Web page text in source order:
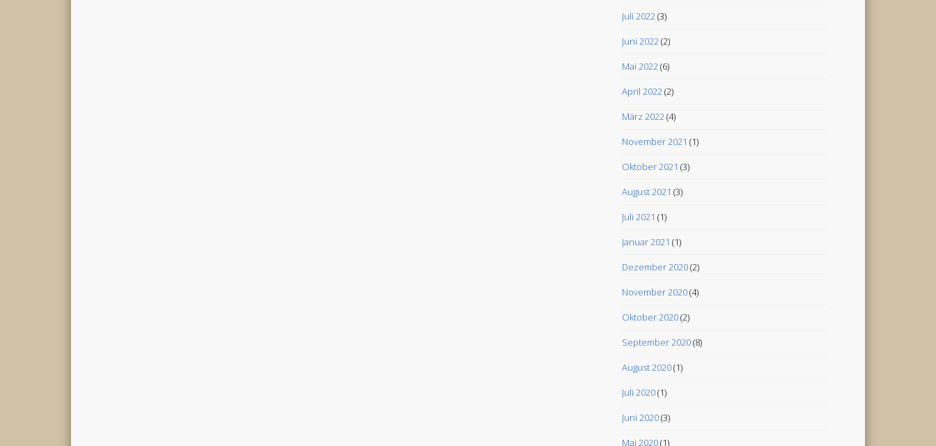
Juli 2022(3)
Juni 2022(2)
Mai 2022(6)
April 2022(2)
März 2022(4)
November 2021 (1)
Oktober 2021 (3)
August 2021 (3)
Juli 2021 (1)
Januar 2021 (1)
Dezember 2020(2)
November 2020(4)
Oktober 2020(2)
September 2020(8)
August 2020(1)
Juli 2020(1)
Juni 2020(3)
Mai 2020(1)